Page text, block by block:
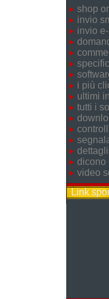
shop
invio
invio
i più
ultimi
tutti i
dicono
video
Link